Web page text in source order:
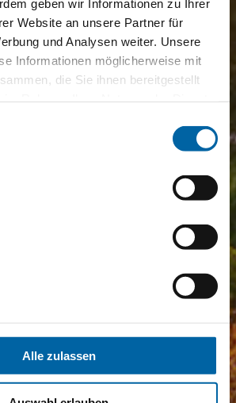
geben wir Informationen zu Ihrer
Website an unsere Partner für
und Analysen weiter. Unsere
Informationen möglicherweise mit
die Sie ihnen bereitgestellt
Alle zulassen